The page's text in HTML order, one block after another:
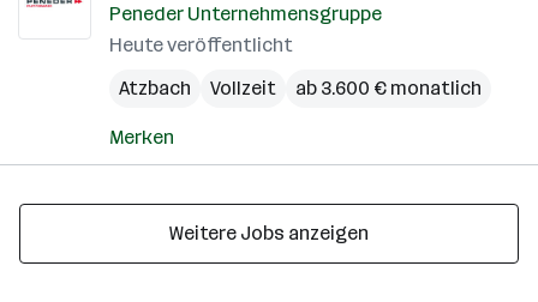
Peneder Unternehmensgruppe
Heute veröffentlicht
Atzbach
Vollzeit ab 3.600 € monatlich
Merken
Weitere Jobs anzeigen